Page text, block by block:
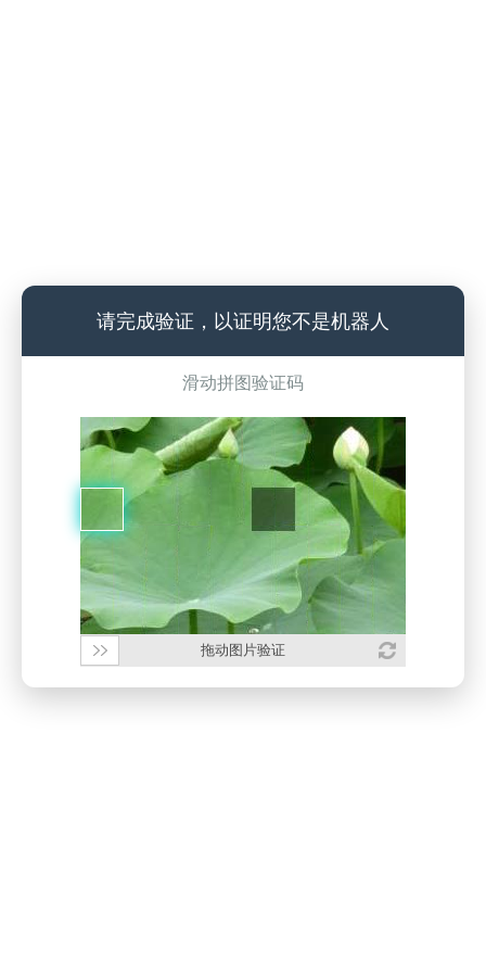
请完成验证，以证明您不是机器人
滑动拼图验证码
拖动图片验证